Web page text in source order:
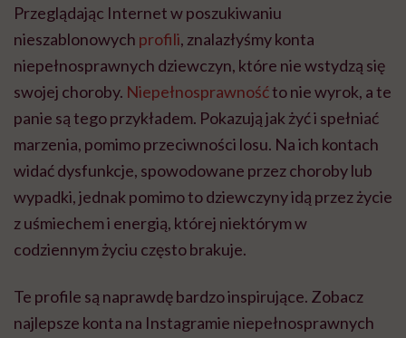
Przeglądając Internet w poszukiwaniu
nieszablonowych profili, znalazłyśmy konta
niepełnosprawnych dziewczyn, które nie wstydzą się
swojej choroby. Niepełnosprawnośćto nie wyrok, a te
panie są tego przykładem. Pokazują jak żyć i spełniać
marzenia, pomimo przeciwności losu. Na ich kontach
widać dysfunkcje, spowodowane przez choroby lub
wypadki, jednak pomimo to dziewczyny idą przez życie
z uśmiechem i energią, której niektórym w
codziennym życiu często brakuje.
Te profile są naprawdę bardzo inspirujące. Zobacz
najlepsze konta na Instagramie niepełnosprawnych